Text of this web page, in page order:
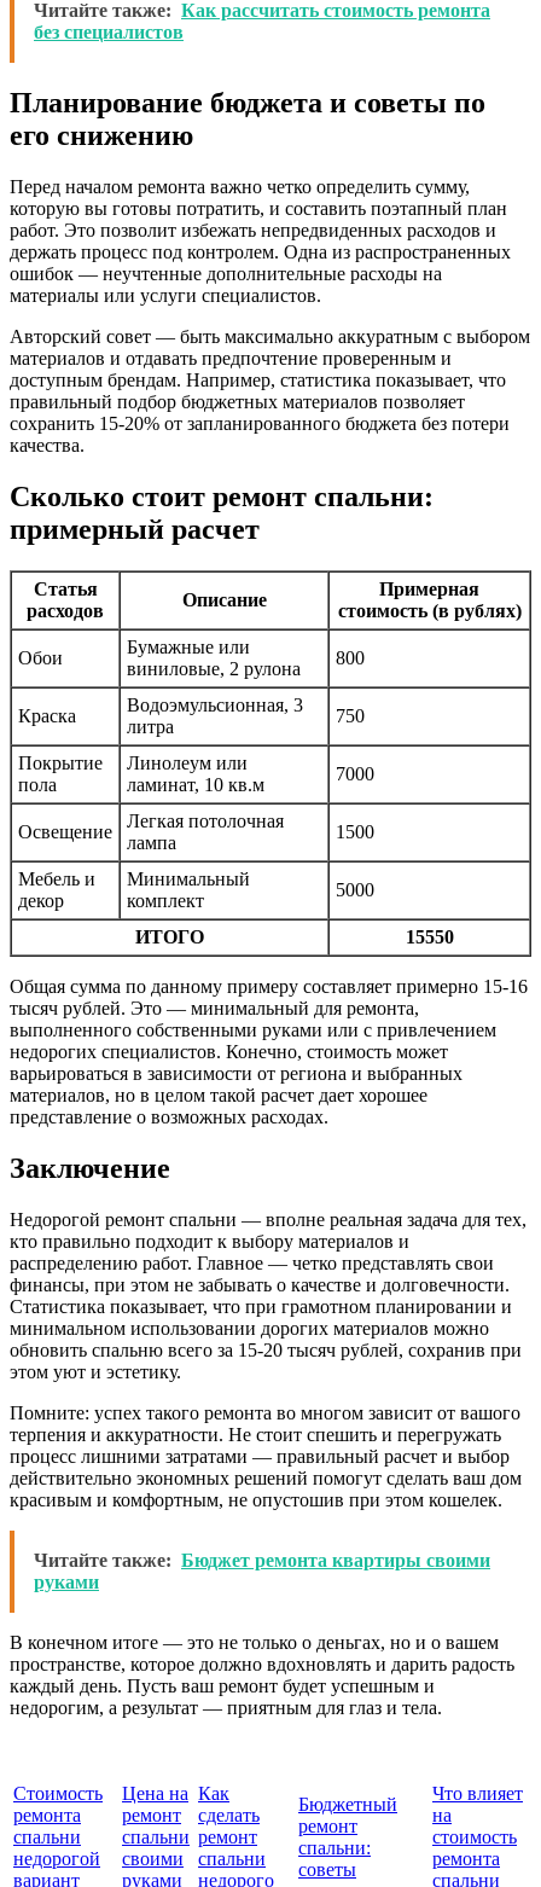
Читайте также: Как рассчитать стоимость ремонта
без специалистов
Планирование бюджета и советы по
его снижению
Перед началом ремонта важно четко определить сумму,
которую вы готовы потратить, и составить поэтапный план
работ. Это позволит избежать непредвиденных расходов и
держать процесс под контролем. Одна из распространенных
ошибок — неучтенные дополнительные расходы на
материалы или услуги специалистов.
Авторский совет — быть максимально аккуратным с выбором
материалов и отдавать предпочтение проверенным и
доступным брендам. Например, статистика показывает, что
правильный подбор бюджетных материалов позволяет
сохранить 15-20% от запланированного бюджета без потери
качества.
Сколько стоит ремонт спальни:
примерный расчет
Статья
расходов
Описание
Примерная
стоимость (в рублях)
Обои
Бумажные или
виниловые, 2 рулона
800
Краска
Водоэмульсионная, 3
литра
750
Покрытие
пола
Линолеум или
ламинат, 10 кв.м
7000
Освещение
Легкая потолочная
лампа
1500
Мебель и
декор
Минимальный
комплект
5000
ИТОГО 15550
Общая сумма по данному примеру составляет примерно 15-16
тысяч рублей. Это — минимальный для ремонта,
выполненного собственными руками или с привлечением
недорогих специалистов. Конечно, стоимость может
варьироваться в зависимости от региона и выбранных
материалов, но в целом такой расчет дает хорошее
представление о возможных расходах.
Заключение
Недорогой ремонт спальни — вполне реальная задача для тех,
кто правильно подходит к выбору материалов и
распределению работ. Главное — четко представлять свои
финансы, при этом не забывать о качестве и долговечности.
Статистика показывает, что при грамотном планировании и
минимальном использовании дорогих материалов можно
обновить спальню всего за 15-20 тысяч рублей, сохранив при
этом уют и эстетику.
Помните: успех такого ремонта во многом зависит от вашого
терпения и аккуратности. Не стоит спешить и перегружать
процесс лишними затратами — правильный расчет и выбор
действительно экономных решений помогут сделать ваш дом
красивым и комфортным, не опустошив при этом кошелек.
Читайте также: Бюджет ремонта квартиры своими
руками
В конечном итоге — это не только о деньгах, но и о вашем
пространстве, которое должно вдохновлять и дарить радость
каждый день. Пусть ваш ремонт будет успешным и
недорогим, а результат — приятным для глаз и тела.
Стоимость
ремонта
спальни
недорогой
вариант
Цена на
ремонт
спальни
своими
руками
Как
сделать
ремонт
спальни
недорого
Бюджетный
ремонт
спальни:
советы
Что влияет
на
стоимость
ремонта
спальни